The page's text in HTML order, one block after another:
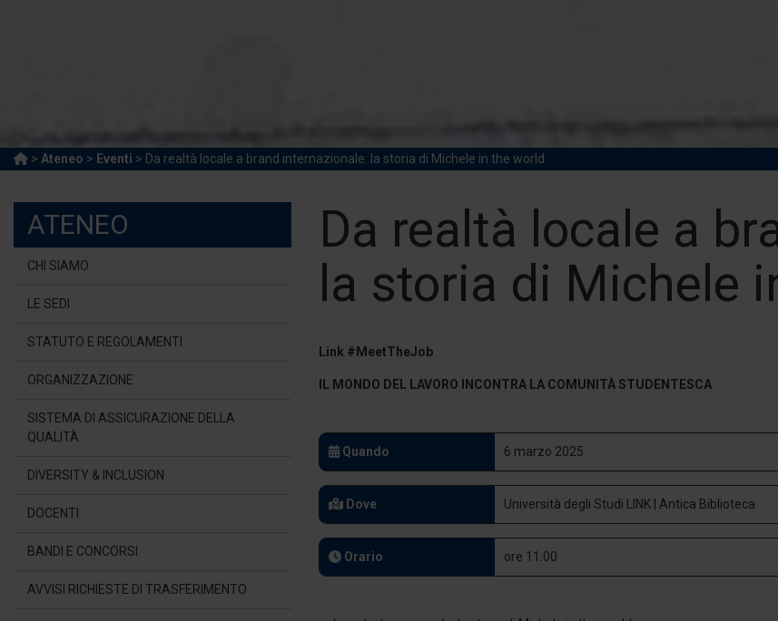
> Ateneo > Eventi > Da realtà locale a brand internazionale: la storia di Michele in the world
ATENEO
CHI SIAMO
LE SEDI
STATUTO E REGOLAMENTI
ORGANIZZAZIONE
SISTEMA DI ASSICURAZIONE DELLA
QUALITÀ
DIVERSITY & INCLUSION
DOCENTI
BANDI E CONCORSI
AVVISI RICHIESTE DI TRASFERIMENTO
Da realtà locale a
la storia di Michele
Link #MeetTheJob
IL MONDO DEL LAVORO INCONTRA LA COMUNITÀ STUDENTESCA
Quando 6 marzo 2025
Dove Università degli Studi LINK | Antica Biblioteca
Orario ore 11:00